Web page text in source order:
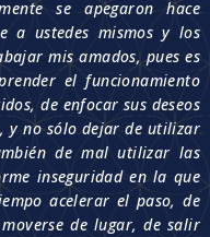
se apegaron hace
a ustedes mismos y los
mis amados, pues es
el funcionamiento
de enfocar sus deseos
y no sólo dejar de utilizar
de mal utilizar las
inseguridad en la que
acelerar el paso, de
de lugar, de salir